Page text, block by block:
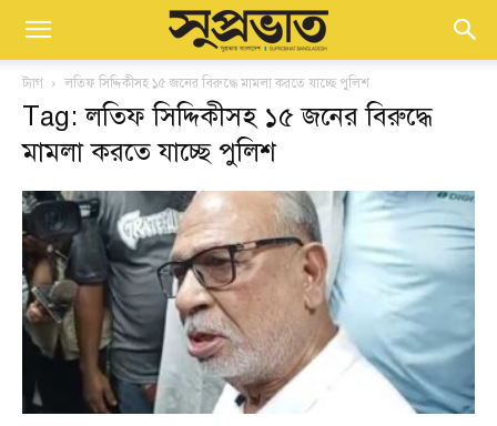
ট্যাগ লতিফ সিদ্দিকীসহ ১৫ জনের বিরুদ্ধে মামলা করতে যাচ্ছে পুলিশ
Tag: লতিফ সিদ্দিকীসহ ১৫ জনের বিরুদ্ধে
মামলা করতে যাচ্ছে পুলিশ